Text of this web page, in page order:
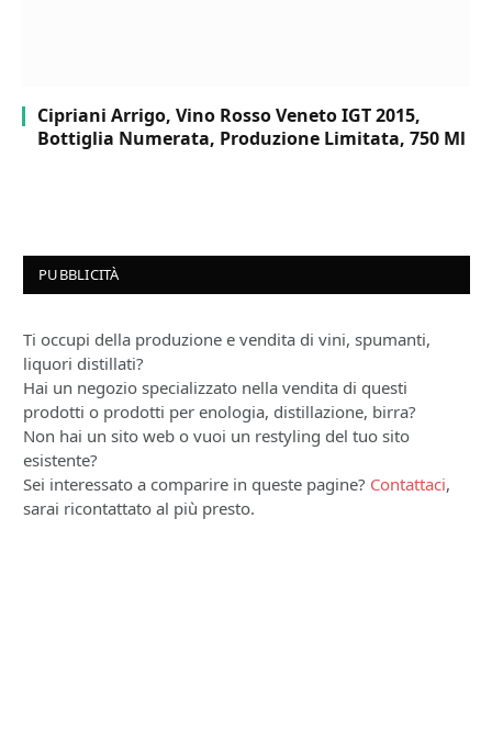
Cipriani Arrigo, Vino Rosso Veneto IGT 2015,
Bottiglia Numerata, Produzione Limitata, 750 Ml
PUBBLICITÀ
Ti occupi della produzione e vendita di vini, spumanti,
liquori distillati?
Hai un negozio specializzato nella vendita di questi
prodotti o prodotti per enologia, distillazione, birra?
Non hai un sito web o vuoi un restyling del tuo sito
esistente?
Sei interessato a comparire in queste pagine? Contattaci,
sarai ricontattato al più presto.